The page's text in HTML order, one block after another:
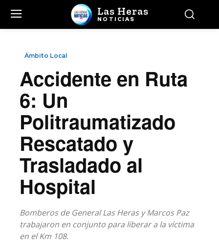
Las Heras
NOTICIAS
Ámbito Local
Accidente en Ruta
6: Un
Politraumatizado
Rescatado y
Trasladado al
Hospital
Bomberos de General Las Heras y Marcos Paz
trabajaron en conjunto para liberar a la víctima
en el Km 108.